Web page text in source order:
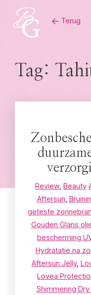
content
Terug
Tag:
Review, Beauty
Aftersun
geteste
Gouden Glans
bescherming
Hydratatie na
Aftersun Jelly,
Lovea
Shimmering Dry